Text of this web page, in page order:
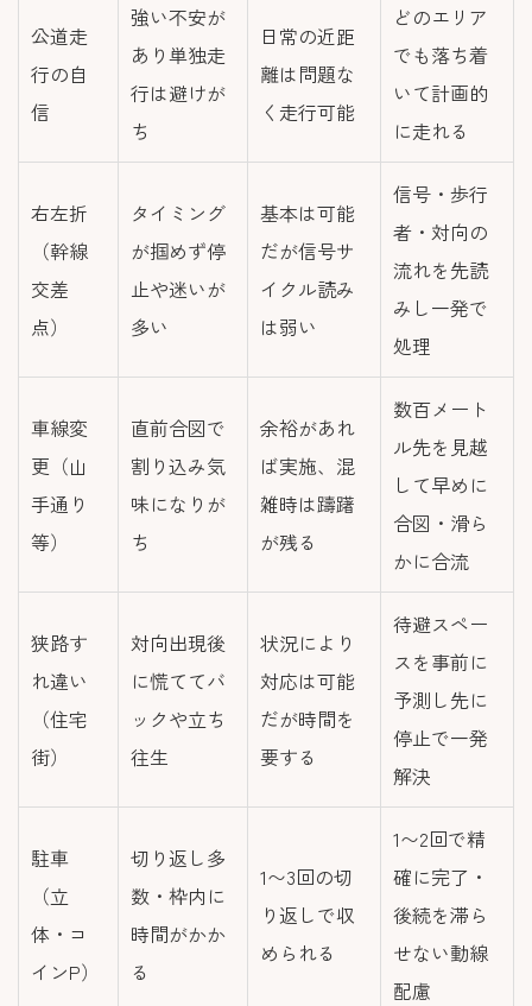
公道走
行の自
信
強い不安が
あり単独走
行は避けが
ち
日常の近距
離は問題な
く走行可能
どのエリア
でも落ち着
いて計画的
に走れる
右左折
（幹線
交差
点）
タイミング
が掴めず停
止や迷いが
多い
基本は可能
だが信号サ
イクル読み
は弱い
信号・歩行
者・対向の
流れを先読
みし一発で
処理
車線変
更（山
手通り
等）
直前合図で
割り込み気
味になりが
ち
余裕があれ
ば実施、混
雑時は躊躇
が残る
数百メート
ル先を見越
して早めに
合図・滑ら
かに合流
狭路す
れ違い
（住宅
街）
対向出現後
に慌ててバ
ックや立ち
往生
状況により
対応は可能
だが時間を
要する
待避スペー
スを事前に
予測し先に
停止で一発
解決
駐車
（立
体・コ
インP）
切り返し多
数・枠内に
時間がかか
る
1〜3回の切
り返しで収
められる
1〜2回で精
確に完了・
後続を滞ら
せない動線
配慮